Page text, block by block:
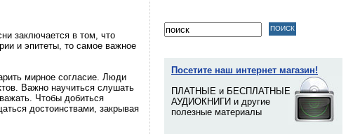
заключается в том, что
и эпитеты, то самое важное
мирное согласие. Люди
Важно научиться слушать
Чтобы добиться
достоинствами, закрывая
Посетите наш интернет магазин!
ПЛАТНЫЕ и БЕСПЛАТНЫЕ
АУДИОКНИГИ и другие
полезные материалы